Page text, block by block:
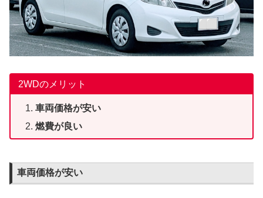
2WDのメリット
車両価格が安い
燃費が良い
車両価格が安い